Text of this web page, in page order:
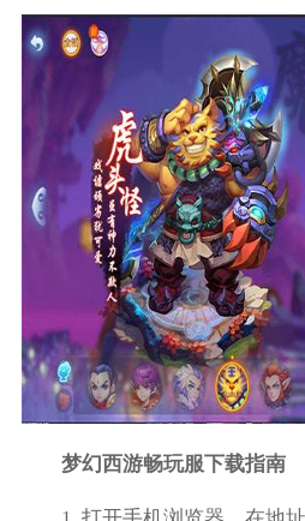
梦幻西游畅玩服下载指南